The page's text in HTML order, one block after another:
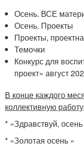
Осень. ВСЕ
Осень. Проекты
Проекты,
Темочки
Конкурс для
проект» август
В конце каждого
коллективную работу
* «Здравствуй,
* «Золотая осень »